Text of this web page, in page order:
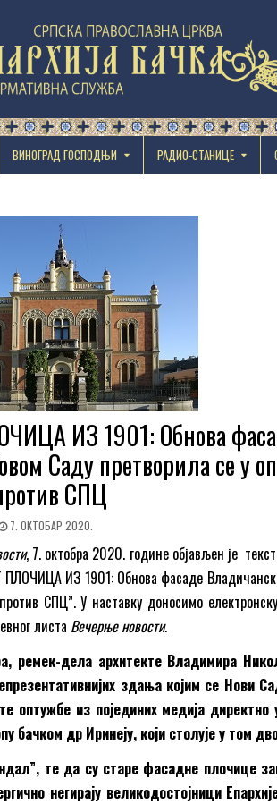
ВИНОГРАД ГОСПОДЊИ РАДИО-СТАНИЦЕ
ИЗ 1901: Обнова
Саду претворила се у
СПЦ
7. ОКТОБАР 2020.
, 7. октобра 2020. године објављен је
ИЗ 1901: Обнова фасаде
СПЦ”. У наставку доносимо
листа Вечерње новости.
ремек-дела архитекте Владимира
здања којим се Нови
оптужбе из појединих медија директно
бачком др Иринеју, који столује у том
”, те да су старе фасадне плочице
негирају великодостојници